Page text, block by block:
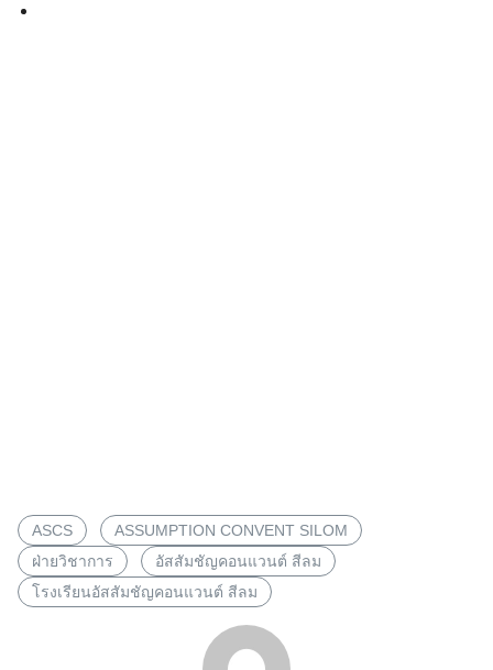
ASCS
ASSUMPTION CONVENT SILOM
ฝ่ายวิชาการ
อัสสัมชัญคอนแวนต์ สีลม
โรงเรียนอัสสัมชัญคอนแวนต์ สีลม